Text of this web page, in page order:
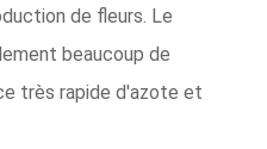
de fleurs. Le
beaucoup de
très rapide d'azote et